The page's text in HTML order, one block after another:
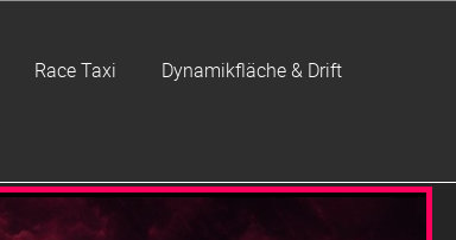
Race Taxi Dynamikfläche & Drift